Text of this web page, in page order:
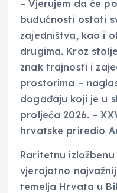
– Vjerujem da će
budućnosti ostati
zajedništva, kao i
drugima. Kroz
znak trajnosti i
prostorima –
događaju koji je u
proljeća 2026. –
hrvatske priredio
Raritetnu
vjerojatno
temelja Hrvata u